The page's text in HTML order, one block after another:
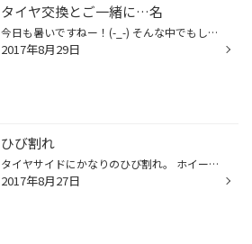
タイヤ交換とご一緒に…名
今日も暑いですねー！(-_-) そんな中でもしっかり作業しますよー！ 本日はレクサスHS タイヤ交換とアライメント調整を実施… タイヤはPlays PXをセット^ ^ 直進安定性に優れたナイスなタイヤです！ 装着後にはアライメント調整も^ ^ タイヤの偏摩耗が減り、乗り味も良くなりますよ！！
2017年8月29日
ひび割れ
タイヤサイドにかなりのひび割れ。 ホイールに組んである状態ですとそれほどでもないように見えますが、実際はこんなに凄いことになっています。 ひび割れを発見したら、まずは点検にいらしてください。
2017年8月27日